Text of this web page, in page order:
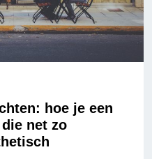
hoe je een
net zo